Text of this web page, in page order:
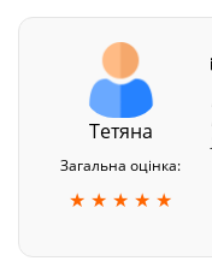
Тетяна
Загальна оцінка:
★ ★ ★ ★ ★